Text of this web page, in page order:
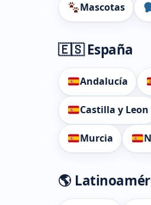
Mascotas
🇪🇸 España
Andalucía
Castilla y Leon
Murcia
🌎